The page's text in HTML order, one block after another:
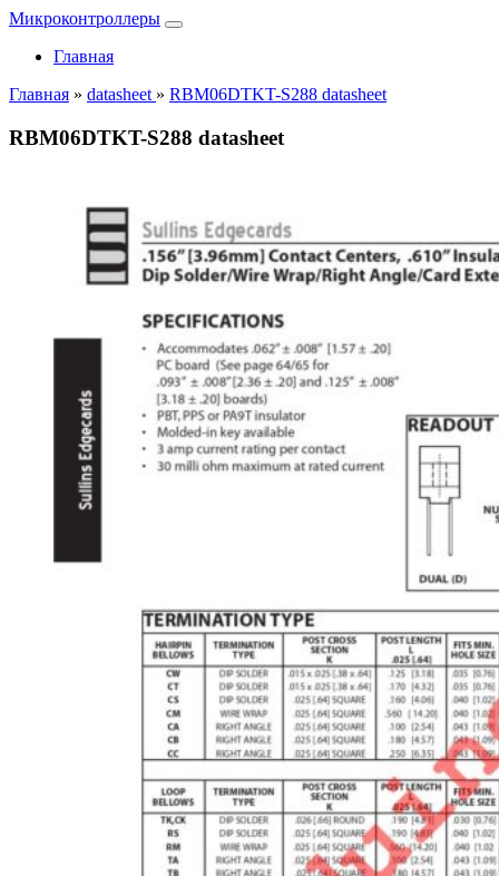
Микроконтроллеры
Главная
Главная » datasheet » RBM06DTKT-S288 datasheet
RBM06DTKT-S288 datasheet